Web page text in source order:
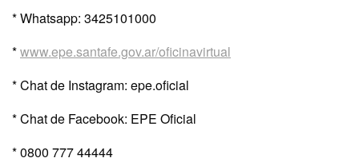
* Whatsapp: 3425101000
*www.epe.santafe.gov.ar/oficinavirtual
* Chat de Instagram: epe.oficial
* Chat de Facebook: EPE Oficial
* 0800 777 44444